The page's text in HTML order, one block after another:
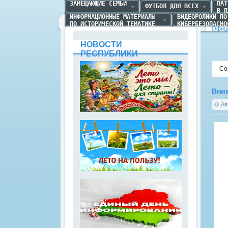
ЗАМЕЩАЮЩИЕ СЕМЬИ ФУТБОЛ ДЛЯ ВСЕХ
В
ИНФОРМАЦИОННЫЕ МАТЕРИАЛЫ
ПО ИСТОРИЧЕСКОЙ ТЕМАТИКЕ
ВИДЕОРОЛИКИ
НОВОСТИ
РЕСПУБЛИКИ